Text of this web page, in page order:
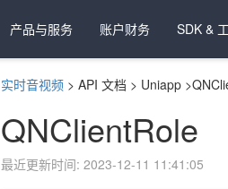
产品与服务 账户财务 SDK &
实时音视频 > API 文档 > Uniapp >
QNClientRole
最近更新时间: 2023-12-11 11:41:05